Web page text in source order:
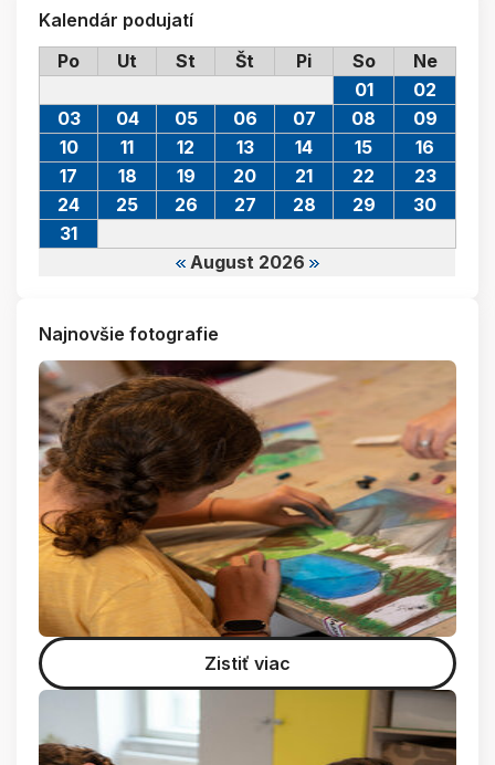
Kalendár podujatí
Po
Ut St Št Pi So Ne
August 2026
01
02
03
04 05 06 07 08
09
10
11 12 13 14 15
16
17
18 19 20 21 22
23
24
25 26 27 28 29
30
31
Najnovšie fotografie
Zistiť viac